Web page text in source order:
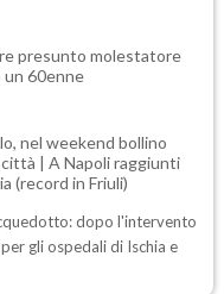
presunto molestatore
un 60enne
nel weekend bollino
| A Napoli raggiunti
(record in Friuli)
dopo l'intervento
gli ospedali di Ischia e